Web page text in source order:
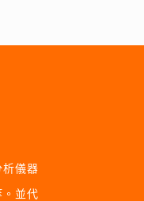
儀器
並代